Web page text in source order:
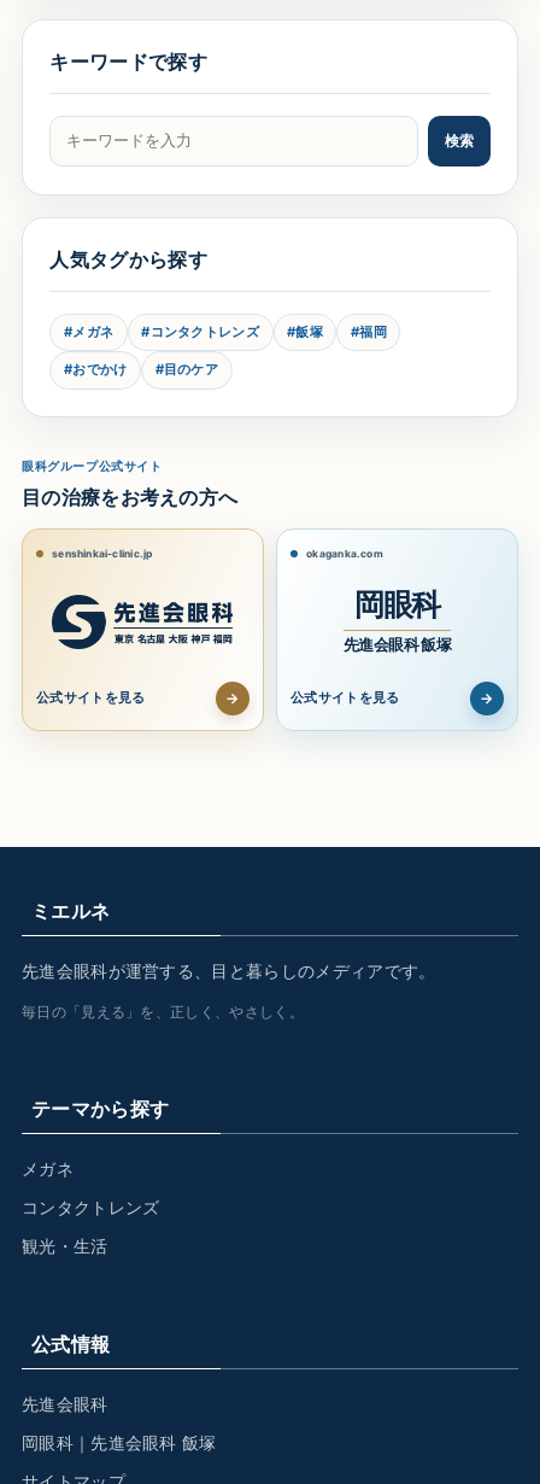
キーワードで探す
記事をキーワードで検索 検索
人気タグから探す
#メガネ #コンタクトレンズ #飯塚 #福岡
#おでかけ #目のケア
眼科グループ公式サイト
目の治療をお考えの方へ
senshinkai-clinic.jp
公式サイトを見る →
okaganka.com
岡眼科
先進会眼科 飯塚
公式サイトを見る →
ミエルネ
先進会眼科が運営する、目と暮らしのメディアです。
毎日の「見える」を、正しく、やさしく。
テーマから探す
メガネ
コンタクトレンズ
観光・生活
公式情報
先進会眼科
岡眼科｜先進会眼科 飯塚